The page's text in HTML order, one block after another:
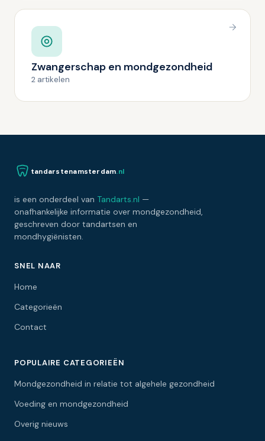
Zwangerschap en mondgezondheid
2 artikelen
tandarstenamsterdam.nl
is een onderdeel van Tandarts.nl —
onafhankelijke informatie over mondgezondheid,
geschreven door tandartsen en
mondhygiënisten.
SNEL NAAR
Home
Categorieën
Contact
POPULAIRE CATEGORIEËN
Mondgezondheid in relatie tot algehele gezondheid
Voeding en mondgezondheid
Overig nieuws